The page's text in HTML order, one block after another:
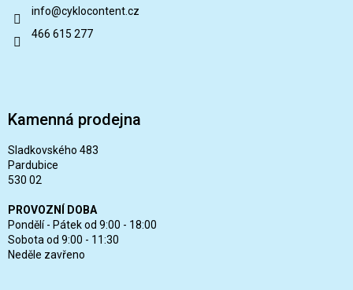
info@cyklocontent.cz
466 615 277
Kamenná prodejna
Sladkovského 483
Pardubice
530 02
PROVOZNÍ DOBA
Pondělí - Pátek od 9:00 - 18:00
Sobota od 9:00 - 11:30
Neděle zavřeno